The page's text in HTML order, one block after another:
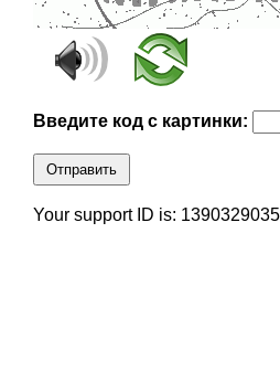
Введите код с картинки:
Отправить
Your support ID is: